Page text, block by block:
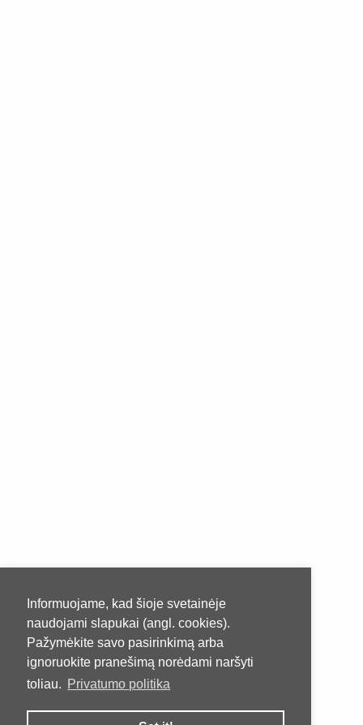
Informuojame, kad šioje svetainėje
naudojami slapukai (angl. cookies).
Pažymėkite savo pasirinkimą arba
ignoruokite pranešimą norėdami naršyti
toliau. Privatumo politika